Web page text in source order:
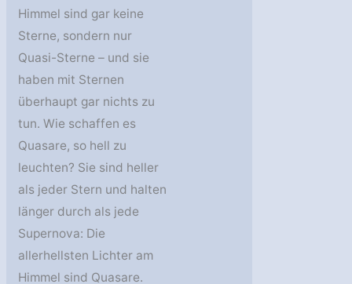
Himmel sind gar keine
Sterne, sondern nur
Quasi-Sterne – und sie
haben mit Sternen
überhaupt gar nichts zu
tun. Wie schaffen es
Quasare, so hell zu
leuchten? Sie sind heller
als jeder Stern und halten
länger durch als jede
Supernova: Die
allerhellsten Lichter am
Himmel sind Quasare.